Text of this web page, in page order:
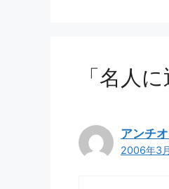
「名人
アンチ
2006年3